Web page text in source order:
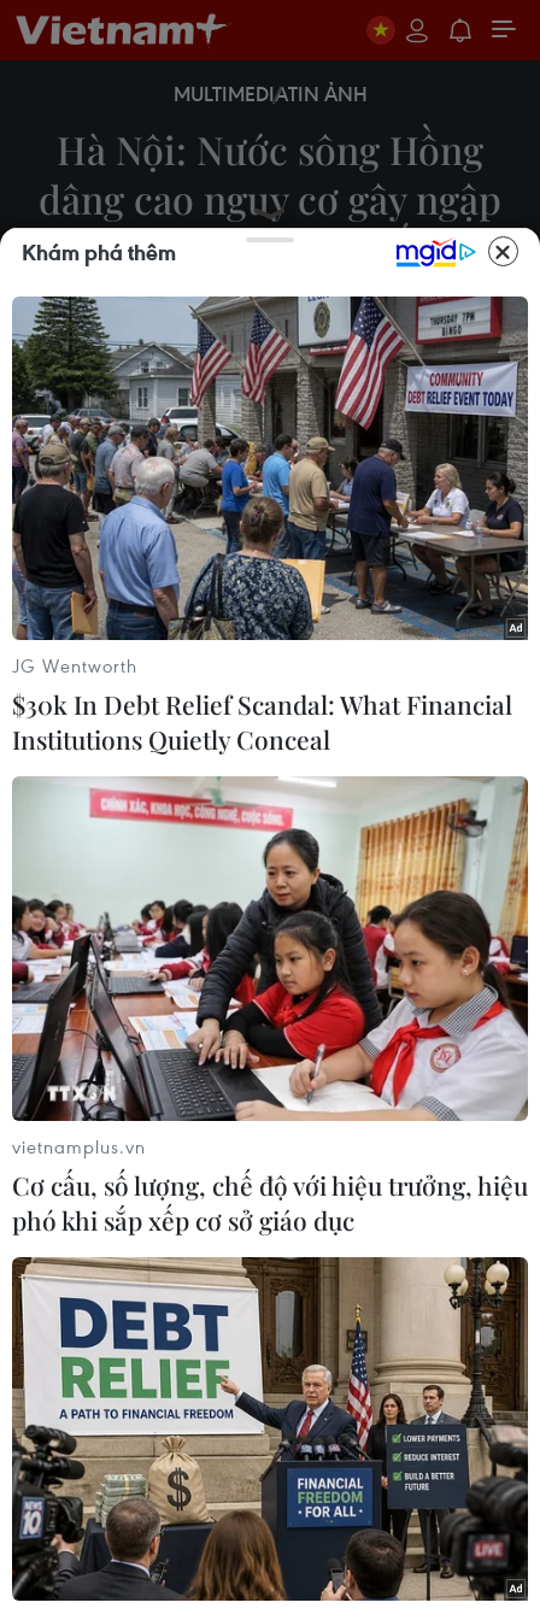
MULTIMEDIATIN ẢNH
Hà Nội: Nước sông Hồng
dâng cao nguy cơ gây ngập
tại vùng trũng thấp
09/09/2024 22:35
Tại một số vùng trũng thấp ven bờ của quận Hoàn
Kiếm, tối 9/9, nước sông đã tràn vào phố Chương
Dương Độ trên địa bàn phường Chương Dương.
Một cửa hàng sửa xe máy tại bãi xe 46 Chương Dương Độ
(quận Hoàn Kiếm) bị nước sông tràn vào. (Ảnh: Phạm Tuấn
Anh/TTXVN)
Khu vực bãi xe 46 Chương Dương Độ nước sông tràn vào gây
ngập. (Ảnh: Phạm Tuấn Anh/TTXVN)
Khám phá thêm
JG Wentworth
$30k In Debt Relief Scandal: What Financial
Institutions Quietly Conceal
vietnamplus.vn
Cơ cấu, số lượng, chế độ với hiệu trưởng, hiệu
phó khi sắp xếp cơ sở giáo dục